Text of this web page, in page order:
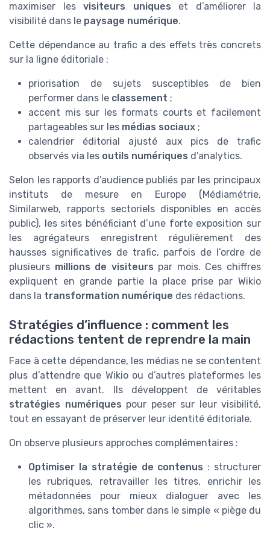
maximiser les visiteurs uniques et d’améliorer la
visibilité dans le paysage numérique.
Cette dépendance au trafic a des effets très concrets
sur la ligne éditoriale :
priorisation de sujets susceptibles de bien
performer dans le classement ;
accent mis sur les formats courts et facilement
partageables sur les médias sociaux ;
calendrier éditorial ajusté aux pics de trafic
observés via les outils numériques d’analytics.
Selon les rapports d’audience publiés par les principaux
instituts de mesure en Europe (Médiamétrie,
Similarweb, rapports sectoriels disponibles en accès
public), les sites bénéficiant d’une forte exposition sur
les agrégateurs enregistrent régulièrement des
hausses significatives de trafic, parfois de l’ordre de
plusieurs millions de visiteurs par mois. Ces chiffres
expliquent en grande partie la place prise par Wikio
dans la transformation numérique des rédactions.
Stratégies d’influence : comment les
rédactions tentent de reprendre la main
Face à cette dépendance, les médias ne se contentent
plus d’attendre que Wikio ou d’autres plateformes les
mettent en avant. Ils développent de véritables
stratégies numériques pour peser sur leur visibilité,
tout en essayant de préserver leur identité éditoriale.
On observe plusieurs approches complémentaires :
Optimiser la stratégie de contenus : structurer
les rubriques, retravailler les titres, enrichir les
métadonnées pour mieux dialoguer avec les
algorithmes, sans tomber dans le simple « piège du
clic ».